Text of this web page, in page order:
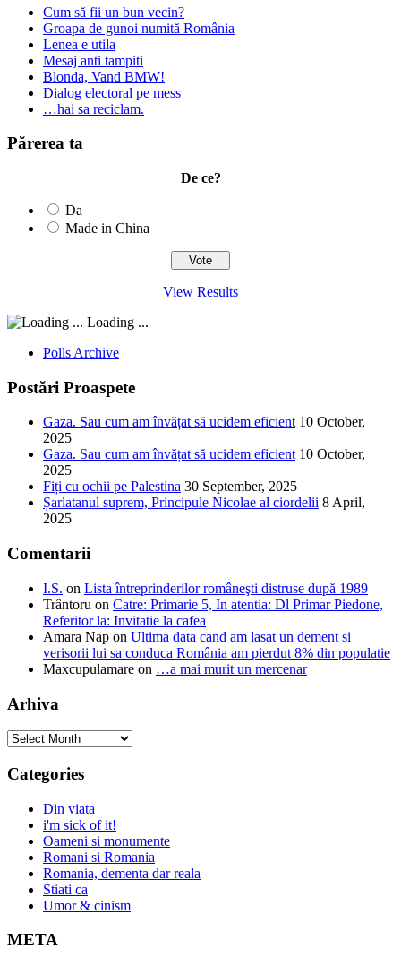
Cum să fii un bun vecin?
Groapa de gunoi numită România
Lenea e utila
Mesaj anti tampiti
Blonda, Vand BMW!
Dialog electoral pe mess
…hai sa reciclam.
Părerea ta
De ce?
Da
Made in China
View Results
Loading ...
Polls Archive
Postări Proaspete
Gaza. Sau cum am învățat să ucidem eficient 10 October,
2025
Gaza. Sau cum am învățat să ucidem eficient 10 October,
2025
Fiți cu ochii pe Palestina 30 September, 2025
Șarlatanul suprem, Principule Nicolae al ciordelii 8 April,
2025
Comentarii
I.S. on Lista întreprinderilor româneşti distruse după 1989
Trântoru on Catre: Primarie 5, In atentia: Dl Primar Piedone,
Referitor la: Invitatie la cafea
Amara Nap on Ultima data cand am lasat un dement si
verisorii lui sa conduca România am pierdut 8% din populatie
Maxcupulamare on …a mai murit un mercenar
Arhiva
Arhiva
Categories
Din viata
i'm sick of it!
Oameni si monumente
Romani si Romania
Romania, dementa dar reala
Stiati ca
Umor & cinism
META